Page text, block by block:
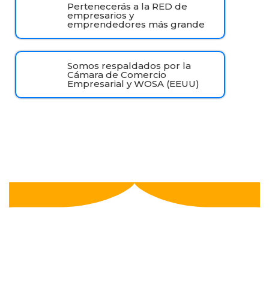
Pertenecerás a la RED de
empresarios y
emprendedores más grande
Somos respaldados por la
Cámara de Comercio
Empresarial y WOSA (EEUU)